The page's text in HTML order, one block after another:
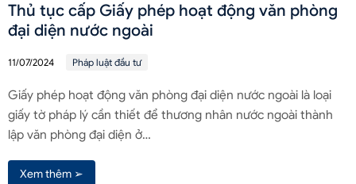
Thủ tục cấp Giấy phép hoạt động văn phòng
đại diện nước ngoài
11/07/2024 Pháp luật đầu tư
Giấy phép hoạt động văn phòng đại diện nước ngoài là loại
giấy tờ pháp lý cần thiết để thương nhân nước ngoài thành
lập văn phòng đại diện ở…
Xem thêm ➢